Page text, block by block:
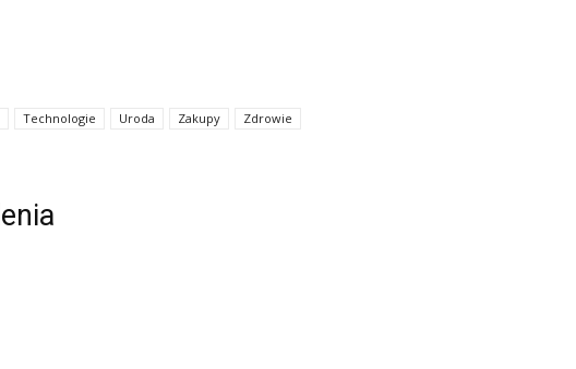
Technologie Uroda Zakupy Zdrowie